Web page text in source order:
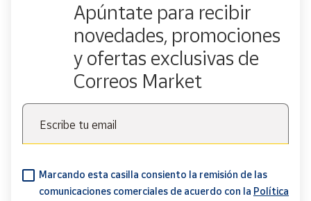
Apúntate para recibir
novedades, promociones
y ofertas exclusivas de
Correos Market
Escribe tu email
Marcando esta casilla consiento la remisión de las
comunicaciones comerciales de acuerdo con la Política